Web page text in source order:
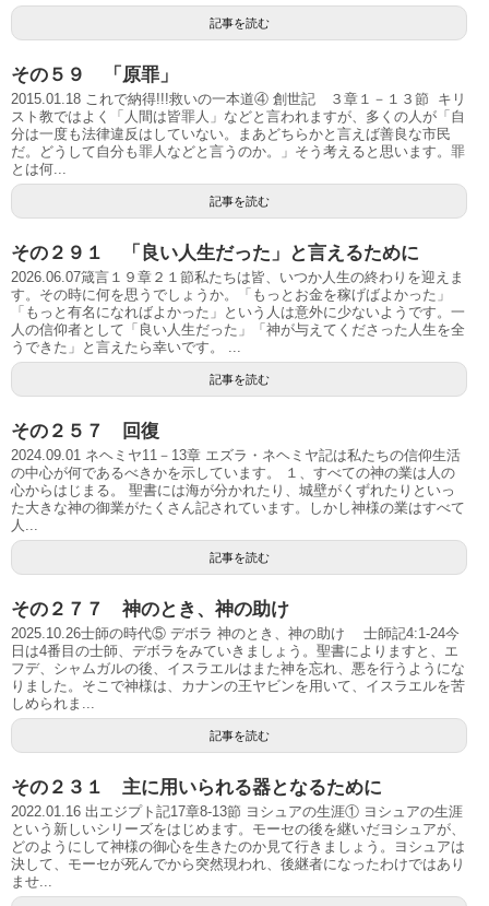
記事を読む
その５９ 「原罪」
2015.01.18 これで納得!!!救いの一本道④ 創世記 ３章１－１３節 キリ
スト教ではよく「人間は皆罪人」などと言われますが、多くの人が「自
分は一度も法律違反はしていない。まあどちらかと言えば善良な市民
だ。どうして自分も罪人などと言うのか。」そう考えると思います。罪
とは何...
記事を読む
その２９１ 「良い人生だった」と言えるために
2026.06.07箴言１９章２１節私たちは皆、いつか人生の終わりを迎えま
す。その時に何を思うでしょうか。「もっとお金を稼げばよかった」
「もっと有名になればよかった」という人は意外に少ないようです。一
人の信仰者として「良い人生だった」「神が与えてくださった人生を全
うできた」と言えたら幸いです。 ...
記事を読む
その２５７ 回復
2024.09.01 ネヘミヤ11－13章 エズラ・ネヘミヤ記は私たちの信仰生活
の中心が何であるべきかを示しています。 １、すべての神の業は人の
心からはじまる。 聖書には海が分かれたり、城壁がくずれたりといっ
た大きな神の御業がたくさん記されています。しかし神様の業はすべて
人...
記事を読む
その２７７ 神のとき、神の助け
2025.10.26士師の時代⑤ デボラ 神のとき、神の助け 士師記4:1-24今
日は4番目の士師、デボラをみていきましょう。聖書によりますと、エ
フデ、シャムガルの後、イスラエルはまた神を忘れ、悪を行うようにな
りました。そこで神様は、カナンの王ヤビンを用いて、イスラエルを苦
しめられま...
記事を読む
その２３１ 主に用いられる器となるために
2022.01.16 出エジプト記17章8-13節 ヨシュアの生涯① ヨシュアの生涯
という新しいシリーズをはじめます。モーセの後を継いだヨシュアが、
どのようにして神様の御心を生きたのか見て行きましょう。ヨシュアは
決して、モーセが死んでから突然現われ、後継者になったわけではあり
ませ...